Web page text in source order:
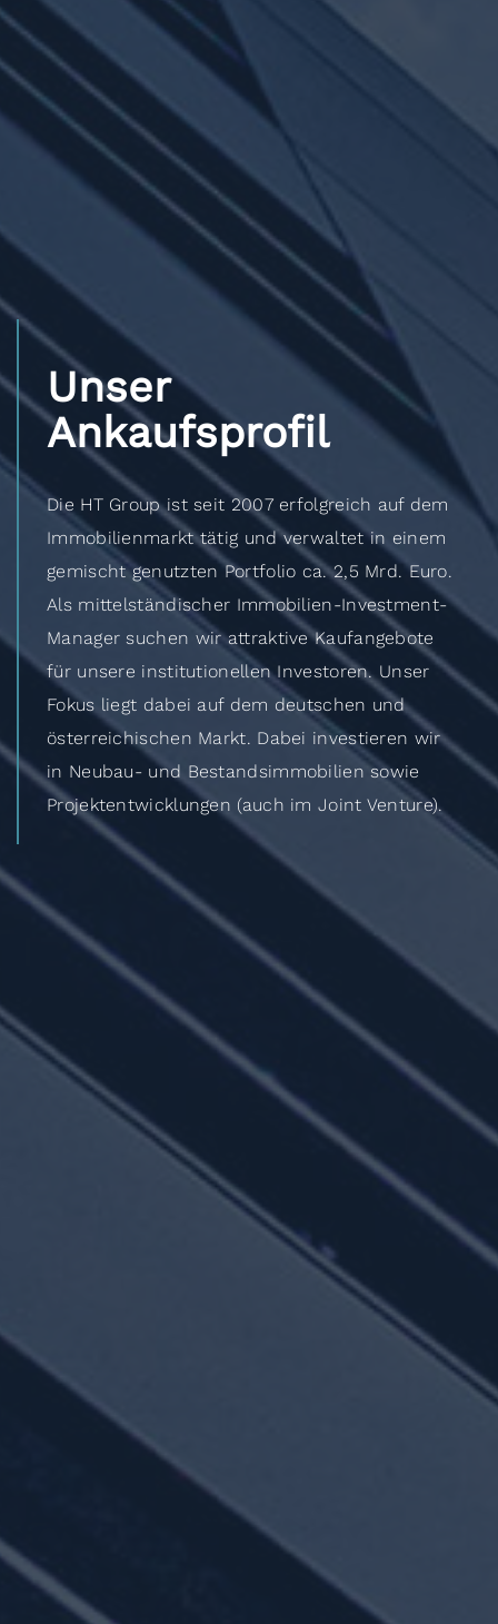
Unser
Ankaufsprofil
Die HT Group ist seit 2007 erfolgreich auf dem
Immobilienmarkt tätig und verwaltet in einem
gemischt genutzten Portfolio ca. 2,5 Mrd. Euro.
Als mittelständischer Immobilien-Investment-
Manager suchen wir attraktive Kaufangebote
für unsere institutionellen Investoren. Unser
Fokus liegt dabei auf dem deutschen und
österreichischen Markt. Dabei investieren wir
in Neubau- und Bestandsimmobilien sowie
Projektentwicklungen (auch im Joint Venture).